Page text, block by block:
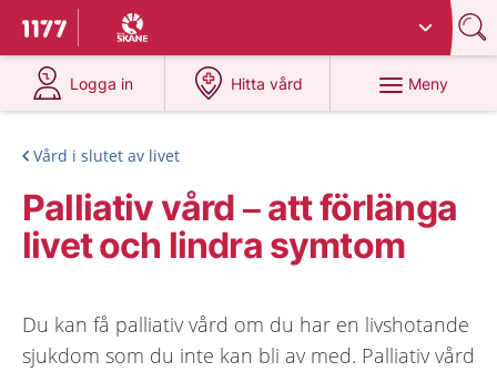
Till startsidan för 1177
Du har valt region
Logga in
på 1177.se
Hitta vård
på 1177.se
Meny
Vård i slutet av livet
Palliativ vård – att förlänga
livet och lindra symtom
Du kan få palliativ vård om du har en livshotande
sjukdom som du inte kan bli av med. Palliativ vård